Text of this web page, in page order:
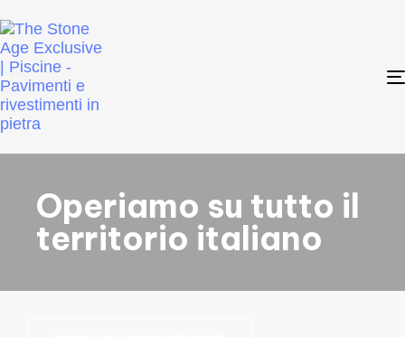
Operiamo su tutto il
territorio italiano